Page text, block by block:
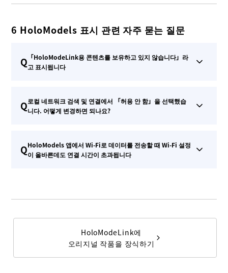
6 HoloModels 표시 관련 자주 묻는 질문
Q 「HoloModeLink용 콘텐츠를 보유하고 있지 않습니다」라
고 표시됩니다
Q로컬 네트워크 검색 및 연결에서 「허용 안 함」을 선택했습
니다. 어떻게 변경하면 되나요?
QHoloModels 앱에서 Wi-Fi로 데이터를 전송할 때 Wi-Fi 설정
이 올바른데도 연결 시간이 초과됩니다
HoloModeLink에
오리지널 작품을 장식하기